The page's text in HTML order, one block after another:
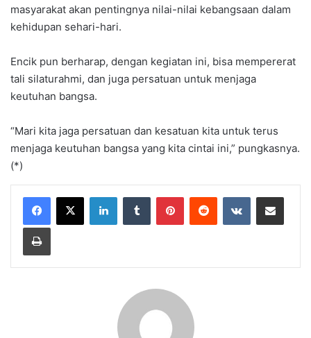
masyarakat akan pentingnya nilai-nilai kebangsaan dalam
kehidupan sehari-hari.
Encik pun berharap, dengan kegiatan ini, bisa mempererat
tali silaturahmi, dan juga persatuan untuk menjaga
keutuhan bangsa.
“Mari kita jaga persatuan dan kesatuan kita untuk terus
menjaga keutuhan bangsa yang kita cintai ini,” pungkasnya.
(*)
LinkedInTumblr PinterestReddit VKontakteShare via Email
Print